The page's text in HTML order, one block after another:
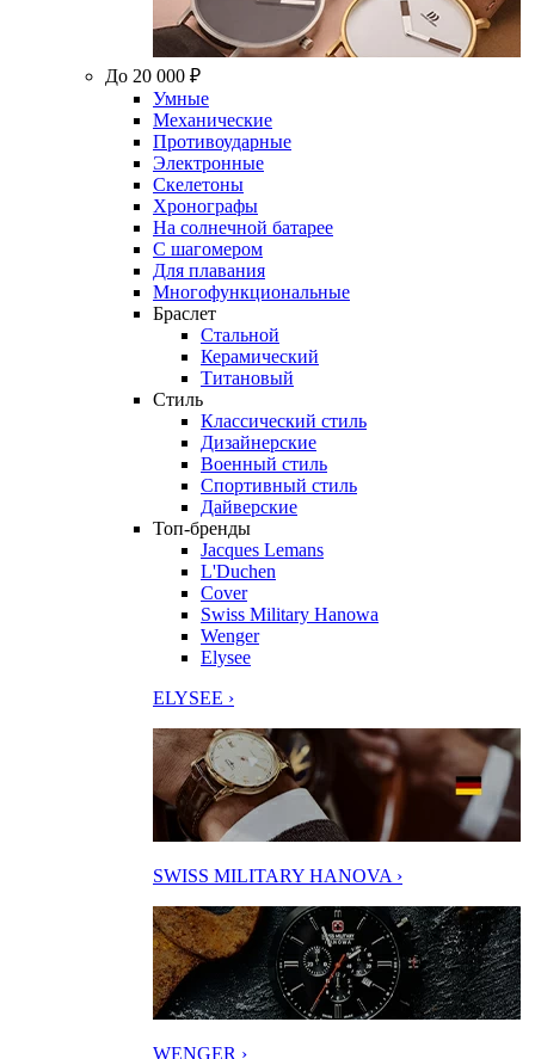
До 20 000 ₽
Умные
Механические
Противоударные
Электронные
Скелетоны
Хронографы
На солнечной батарее
С шагомером
Для плавания
Многофункциональные
Браслет
Стальной
Керамический
Титановый
Стиль
Классический стиль
Дизайнерские
Военный стиль
Спортивный стиль
Дайверские
Топ-бренды
Jacques Lemans
L'Duchen
Cover
Swiss Military Hanowa
Wenger
Elysee
ELYSEE ›
SWISS MILITARY HANOVA ›
WENGER ›